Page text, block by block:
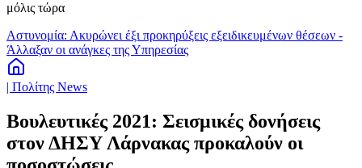
μόλις τώρα
Αστυνομία: Ακυρώνει έξι προκηρύξεις εξειδικευμένων θέσεων -
Άλλαξαν οι ανάγκες της Υπηρεσίας
| Πολίτης News
Βουλευτικές 2021: Σεισμικές δονήσεις
στον ΔΗΣΥ Λάρνακας προκαλούν οι